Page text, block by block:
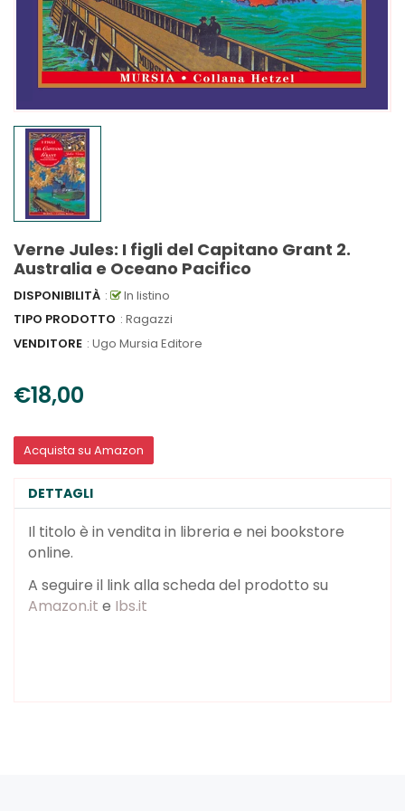
Verne Jules: I figli del Capitano Grant 2.
Australia e Oceano Pacifico
DISPONIBILITÀ :
In listino
TIPO PRODOTTO : Ragazzi
VENDITORE : Ugo Mursia Editore
€18,00
Acquista su Amazon
DETTAGLI
Il titolo è in vendita in libreria e nei bookstore
online.
A seguire il link alla scheda del prodotto su
Amazon.it e Ibs.it